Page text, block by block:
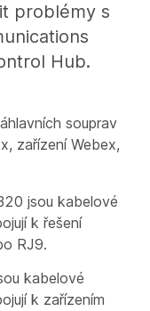
problémy s
Hub.
souprav
zařízení Webex,
jsou kabelové
k řešení
RJ9.
kabelové
k zařízením